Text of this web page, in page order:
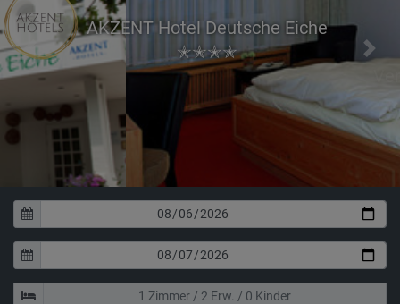
AKZENT Hotel Deutsche Eiche
✭✭✭✭
Verbringen Sie erholsame Nächte in unseren
Doppelzimmern
Previous Next